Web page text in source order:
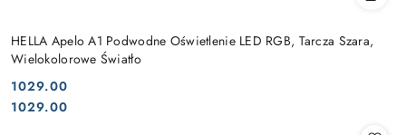
HELLA Apelo A1 Podwodne Oświetlenie LED RGB, Tarcza Szara,
Wielokolorowe Światło
Cena:
1029.00
Cena:
1029.00